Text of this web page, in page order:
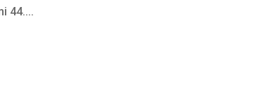
44....